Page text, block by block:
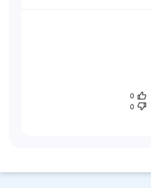
0
0